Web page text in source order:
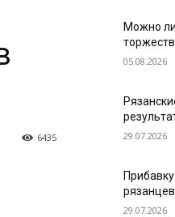
6435
Можно
05.08.2026
29.07.2026
рязанцев
29.07.2026